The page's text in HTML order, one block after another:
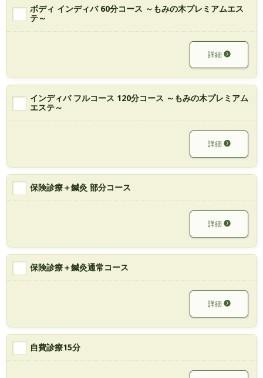
ボディ インディバ 60分コース ～もみの木プレミアムエス
テ～
詳細
インディバ フルコース 120分コース ～もみの木プレミアム
エステ～
詳細
保険診療＋鍼灸 部分コース
詳細
保険診療＋鍼灸通常コース
詳細
自費診療15分